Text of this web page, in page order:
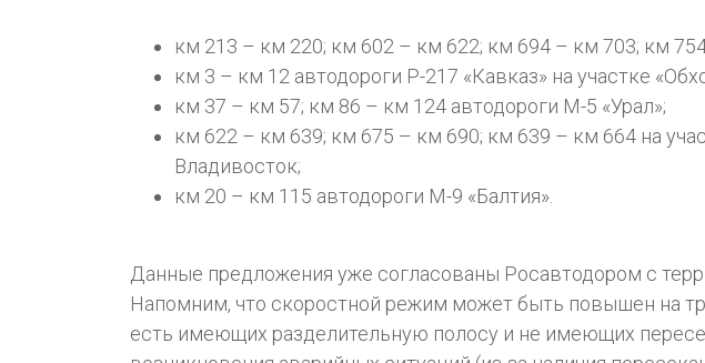
км 213 – км 220; км 602 – км 622; км 694 – км 703; км
км 3 – км 12 автодороги Р-217 «Кавказ» на участке
км 37 – км 57; км 86 – км 124 автодороги М-5 «Урал»;
км 622 – км 639; км 675 – км 690; км 639 – км 664 на
Владивосток;
км 20 – км 115 автодороги М-9 «Балтия».
Данные предложения уже согласованы Росавтодором с
Напомним, что скоростной режим может быть повышен на
есть имеющих разделительную полосу и не имеющих